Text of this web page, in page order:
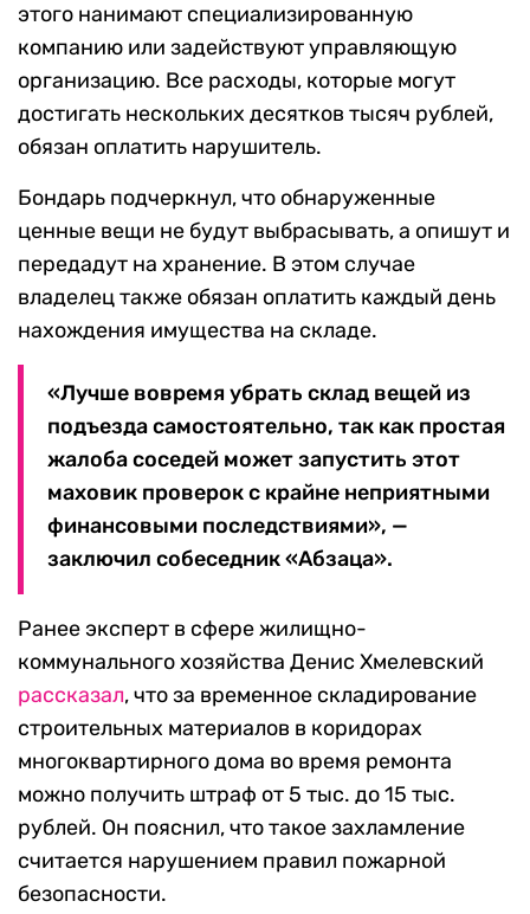
этого нанимают специализированную
компанию или задействуют управляющую
организацию. Все расходы, которые могут
достигать нескольких десятков тысяч рублей,
обязан оплатить нарушитель.
Бондарь подчеркнул, что обнаруженные
ценные вещи не будут выбрасывать, а опишут и
передадут на хранение. В этом случае
владелец также обязан оплатить каждый день
нахождения имущества на складе.
«Лучше вовремя убрать склад вещей из
подъезда самостоятельно, так как простая
жалоба соседей может запустить этот
маховик проверок с крайне неприятными
финансовыми последствиями», —
заключил собеседник «Абзаца».
Ранее эксперт в сфере жилищно-
коммунального хозяйства Денис Хмелевский
рассказал, что за временное складирование
строительных материалов в коридорах
многоквартирного дома во время ремонта
можно получить штраф от 5 тыс. до 15 тыс.
рублей. Он пояснил, что такое захламление
считается нарушением правил пожарной
безопасности.